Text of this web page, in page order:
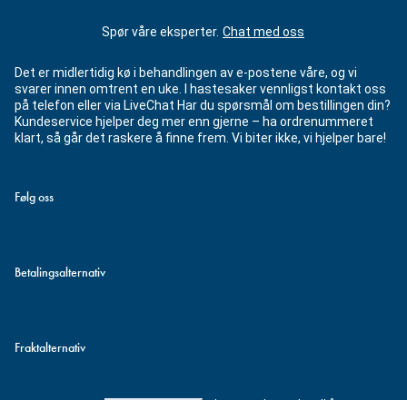
Spør våre eksperter. Chat med oss
Det er midlertidig kø i behandlingen av e-postene våre, og vi
svarer innen omtrent en uke. I hastesaker vennligst kontakt oss
på telefon eller via LiveChat Har du spørsmål om bestillingen din?
Kundeservice hjelper deg mer enn gjerne – ha ordrenummeret
klart, så går det raskere å finne frem. Vi biter ikke, vi hjelper bare!
Følg oss
Betalingsalternativ
Fraktalternativ